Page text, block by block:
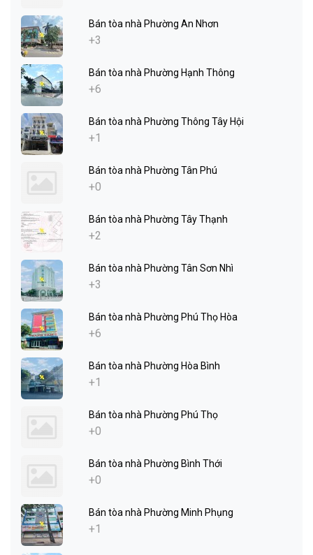
Bán tòa nhà Phường An Nhơn
+3
Bán tòa nhà Phường Hạnh Thông
+6
Bán tòa nhà Phường Thông Tây Hội
+1
Bán tòa nhà Phường Tân Phú
+0
Bán tòa nhà Phường Tây Thạnh
+2
Bán tòa nhà Phường Tân Sơn Nhì
+3
Bán tòa nhà Phường Phú Thọ Hòa
+6
Bán tòa nhà Phường Hòa Bình
+1
Bán tòa nhà Phường Phú Thọ
+0
Bán tòa nhà Phường Bình Thới
+0
Bán tòa nhà Phường Minh Phụng
+1